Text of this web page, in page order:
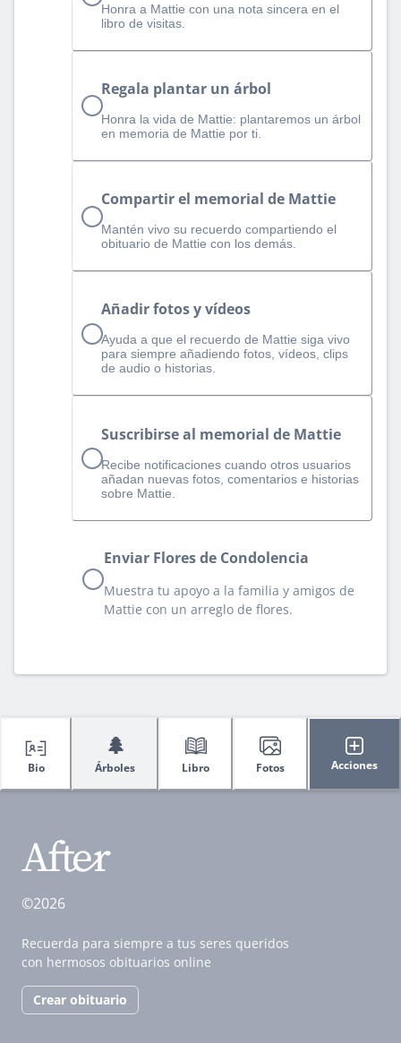
Honra a Mattie con una nota sincera en el
libro de visitas.
Regala plantar un árbol
Honra la vida de Mattie: plantaremos un árbol
en memoria de Mattie por ti.
Compartir el memorial de Mattie
Mantén vivo su recuerdo compartiendo el
obituario de Mattie con los demás.
Añadir fotos y vídeos
Ayuda a que el recuerdo de Mattie siga vivo
para siempre añadiendo fotos, vídeos, clips
de audio o historias.
Suscribirse al memorial de Mattie
Recibe notificaciones cuando otros usuarios
añadan nuevas fotos, comentarios e historias
sobre Mattie.
Enviar Flores de Condolencia
Muestra tu apoyo a la familia y amigos de
Mattie con un arreglo de flores.
Bio
🌲
Árboles Libro Fotos Acciones
©2026
Recuerda para siempre a tus seres queridos
con hermosos obituarios online
Crear obituario